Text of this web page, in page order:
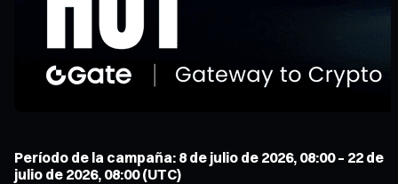
Período de la campaña: 8 de julio de 2026, 08:00 – 22 de
julio de 2026, 08:00 (UTC)